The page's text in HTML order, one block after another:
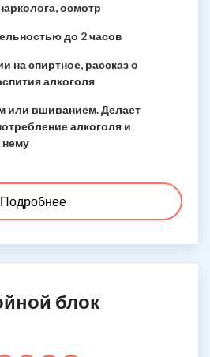
осмотр
до 2 часов
на спиртное, рассказ о
алкоголя
или вшиванием. Делает
алкоголя и
нему
Подробнее
блок